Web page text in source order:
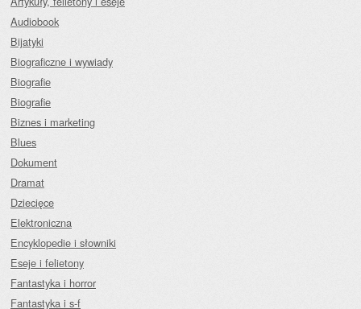
Audiobook
Bijatyki
Biograficzne i wywiady
Biografie
Biografie
Biznes i marketing
Blues
Dokument
Dramat
Dziecięce
Elektroniczna
Encyklopedie i słowniki
Eseje i felietony
Fantastyka i horror
Fantastyka i s-f